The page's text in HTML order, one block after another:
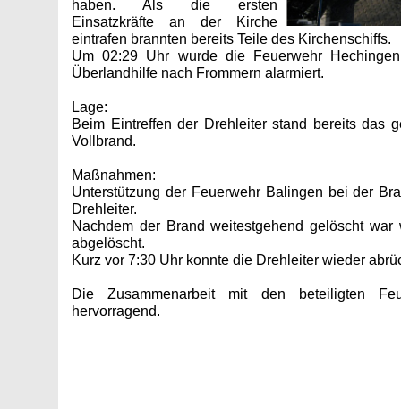
haben. Als die ersten
Einsatzkräfte an der Kirche
eintrafen brannten bereits Teile des Kirchenschiffs.
Um 02:29 Uhr wurde die Feuerwehr
Überlandhilfe nach Frommern alarmiert.
Lage:
Beim Eintreffen der Drehleiter stand bereits das
Vollbrand.
Maßnahmen:
Unterstützung der Feuerwehr Balingen bei der
Drehleiter.
Nachdem der Brand weitestgehend gelöscht war
abgelöscht.
Kurz vor 7:30 Uhr konnte die Drehleiter wieder
Die Zusammenarbeit mit den beteiligten
hervorragend.